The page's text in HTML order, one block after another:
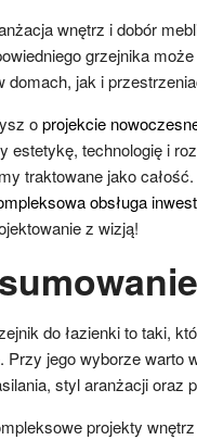
wnętrz i dobór
grzejnika
domach, jak i
oprojekcie
estetykę, technologię i
traktowane jako
obsługa
z wizją!
do łazienki to taki,
. Przy jego wyborze warto
styl aranżacji oraz
projekty